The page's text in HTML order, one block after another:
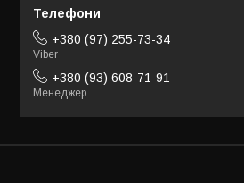
+380 (97) 255-73-34
Viber
+380 (93) 608-71-91
Менеджер